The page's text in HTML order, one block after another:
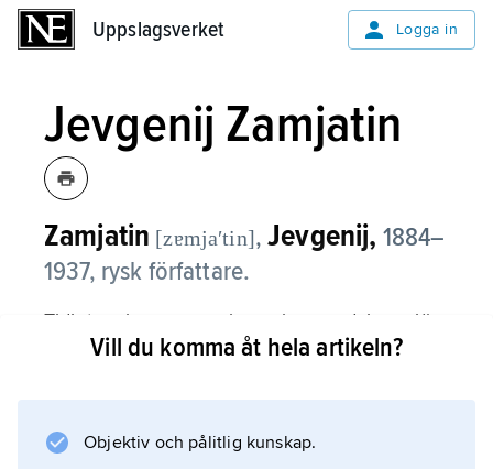
Uppslagsverket Logga in
Jevgenij Zamjatin
Zamjatin [zɐmjaʹtin],Jevgenij, 1884–
1937, rysk författare.
Tidigt verksam som skeppsbyggnadsingenjör
debuterade Jevgenij Zamjatin 1913 med en
litteratur var han en säker kritiker, hans egen
Vill du komma åt hela artikeln?
Objektiv och pålitlig kunskap.